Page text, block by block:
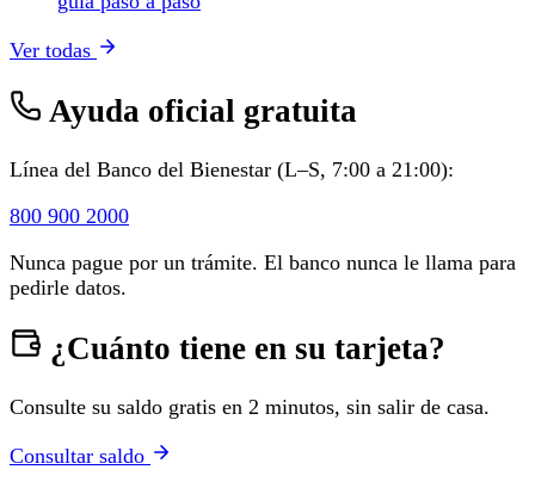
Ver todas
Ayuda oficial gratuita
Línea del Banco del Bienestar (L–S, 7:00 a 21:00):
800 900 2000
Nunca pague por un trámite. El banco nunca le llama para
pedirle datos.
¿Cuánto tiene en su tarjeta?
Consulte su saldo gratis en 2 minutos, sin salir de casa.
Consultar saldo